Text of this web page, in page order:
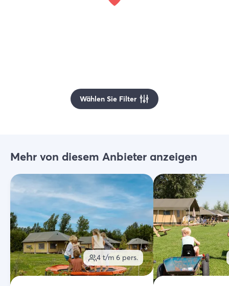
Wählen Sie Filter
Mehr von diesem Anbieter anzeigen
4 t/m 6 pers.